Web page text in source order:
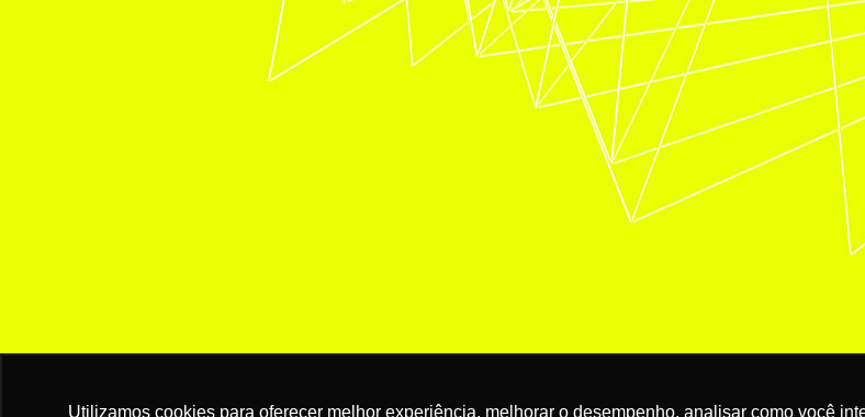
Utilizamos cookies para oferecer melhor experiência, melhorar o desempenho, analisar como você